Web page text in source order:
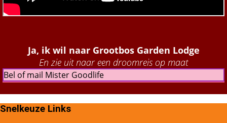
Ja, ik wil naar Grootbos Garden Lodge
En zie uit naar een droomreis op maat
Bel of mail Mister Goodlife
Snelkeuze Links